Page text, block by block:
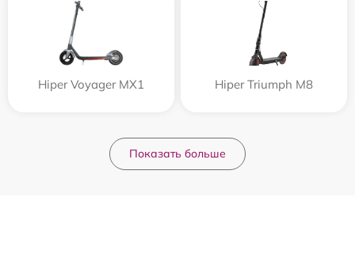
Hiper Voyager MX1 Hiper Triumph M8
Показать больше